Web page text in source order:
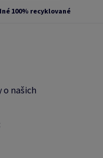
100% recyklované
našich